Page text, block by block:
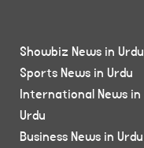
Showbiz News in Urdu
Sports News in Urdu
International News in
Urdu
Business News in Urdu